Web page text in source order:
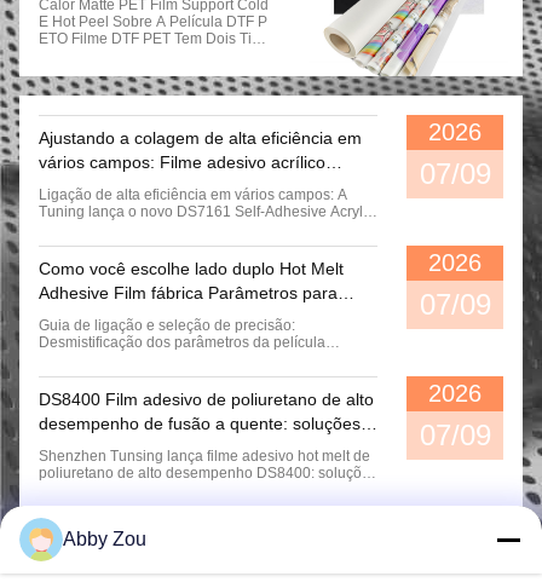
Calor Matte PET Film Support Cold
E Hot Peel Sobre A Película DTF P
ETO Filme DTF PET Tem Dois Tipo
Matte. Tem Duas Formas. Folha:0.0
75mm*210mm*297mm(A4) E 0,07
M*100m&0.075mm*60cm...
Ajustando a colagem de alta eficiência em
vários campos: Filme adesivo acrílico
autoadesivo sensível à pressão DS7161
Ligação de alta eficiência em vários campos: A
Tuning lança o novo DS7161 Self-Adhesive Acrylic
ChinaRecentemente, a Shenzhen Tunsing Plastic
Products Co., Ltd. lançou oficialmente sua próxima
geração de filme adesivo de fusão a
quente.DS7161 Filtro adesivo ...
2026
07/09
Como você escolhe lado duplo Hot Melt
Adhesive Film fábrica Parâmetros para
aplicações de engenharia
Guia de ligação e seleção de precisão:
Desmistificação dos parâmetros da película
engenharia Informações Técnicas Globais sobre
FabricaçãoNo laminado industrial moderno, na
fabricação de vestuário premium e na montagem
de hardware, os filmes adesivos de ...
2026
07/09
DS8400 Film adesivo de poliuretano de alto
desempenho de fusão a quente: soluções
de ligação de precisão para fabricação
global
Shenzhen Tunsing lança filme adesivo hot melt de
poliuretano de alto desempenho DS8400: soluções
fabricação global SHENZHEN, China——
Shenzhen Tunsing Plastic Products Co., Ltd.,
fabricante líder global de filmes adesivos hot melt
premium, lançou ...
2026
07/09
Abby Zou